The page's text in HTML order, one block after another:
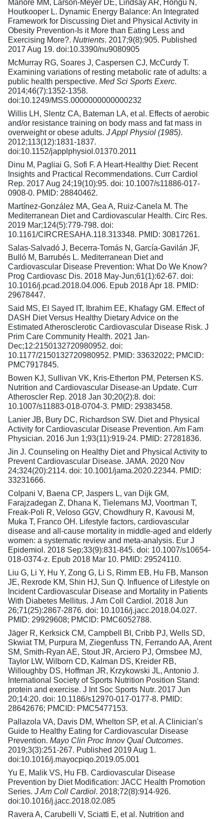
Manore MM, Larson-Meyer DE, Lindsay AR, Hongu N,
Houtkooper L. Dynamic Energy Balance: An Integrated
Framework for Discussing Diet and Physical Activity in
Obesity Prevention-Is it More than Eating Less and
Exercising More?. Nutrients. 2017;9(8):905. Published
2017 Aug 19. doi:10.3390/nu9080905
McMurray RG, Soares J, Caspersen CJ, McCurdy T.
Examining variations of resting metabolic rate of adults: a
public health perspective. Med Sci Sports Exerc.
2014;46(7):1352-1358.
doi:10.1249/MSS.0000000000000232
Willis LH, Slentz CA, Bateman LA, et al. Effects of aerobic
and/or resistance training on body mass and fat mass in
overweight or obese adults. J Appl Physiol (1985).
2012;113(12):1831-1837.
doi:10.1152/japplphysiol.01370.2011
Dinu M, Pagliai G, Sofi F. A Heart-Healthy Diet: Recent
Insights and Practical Recommendations. Curr Cardiol
Rep. 2017 Aug 24;19(10):95. doi: 10.1007/s11886-017-
0908-0. PMID: 28840462.
Martínez-González MA, Gea A, Ruiz-Canela M. The
Mediterranean Diet and Cardiovascular Health. Circ Res.
2019 Mar;124(5):779-798. doi:
10.1161/CIRCRESAHA.118.313348. PMID: 30817261.
Salas-Salvadó J, Becerra-Tomás N, García-Gavilán JF,
Bulló M, Barrubés L. Mediterranean Diet and
Cardiovascular Disease Prevention: What Do We Know?
Prog Cardiovasc Dis. 2018 May-Jun;61(1):62-67. doi:
10.1016/j.pcad.2018.04.006. Epub 2018 Apr 18. PMID:
29678447.
Said MS, El Sayed IT, Ibrahim EE, Khafagy GM. Effect of
DASH Diet Versus Healthy Dietary Advice on the
Estimated Atherosclerotic Cardiovascular Disease Risk. J
Prim Care Community Health. 2021 Jan-
Dec;12:2150132720980952. doi:
10.1177/2150132720980952. PMID: 33632022; PMCID:
PMC7917845.
Bowen KJ, Sullivan VK, Kris-Etherton PM, Petersen KS.
Nutrition and Cardiovascular Disease-an Update. Curr
Atheroscler Rep. 2018 Jan 30;20(2):8. doi:
10.1007/s11883-018-0704-3. PMID: 29383458.
Lanier JB, Bury DC, Richardson SW. Diet and Physical
Activity for Cardiovascular Disease Prevention. Am Fam
Physician. 2016 Jun 1;93(11):919-24. PMID: 27281836.
Jin J. Counseling on Healthy Diet and Physical Activity to
Prevent Cardiovascular Disease. JAMA. 2020 Nov
24;324(20):2114. doi: 10.1001/jama.2020.22344. PMID:
33231666.
Colpani V, Baena CP, Jaspers L, van Dijk GM,
Farajzadegan Z, Dhana K, Tielemans MJ, Voortman T,
Freak-Poli R, Veloso GGV, Chowdhury R, Kavousi M,
Muka T, Franco OH. Lifestyle factors, cardiovascular
disease and all-cause mortality in middle-aged and elderly
women: a systematic review and meta-analysis. Eur J
Epidemiol. 2018 Sep;33(9):831-845. doi: 10.1007/s10654-
018-0374-z. Epub 2018 Mar 10. PMID: 29524110.
Liu G, Li Y, Hu Y, Zong G, Li S, Rimm EB, Hu FB, Manson
JE, Rexrode KM, Shin HJ, Sun Q. Influence of Lifestyle on
Incident Cardiovascular Disease and Mortality in Patients
With Diabetes Mellitus. J Am Coll Cardiol. 2018 Jun
26;71(25):2867-2876. doi: 10.1016/j.jacc.2018.04.027.
PMID: 29929608; PMCID: PMC6052788.
Jäger R, Kerksick CM, Campbell BI, Cribb PJ, Wells SD,
Skwiat TM, Purpura M, Ziegenfuss TN, Ferrando AA, Arent
SM, Smith-Ryan AE, Stout JR, Arciero PJ, Ormsbee MJ,
Taylor LW, Wilborn CD, Kalman DS, Kreider RB,
Willoughby DS, Hoffman JR, Krzykowski JL, Antonio J.
International Society of Sports Nutrition Position Stand:
protein and exercise. J Int Soc Sports Nutr. 2017 Jun
20;14:20. doi: 10.1186/s12970-017-0177-8. PMID:
28642676; PMCID: PMC5477153.
Pallazola VA, Davis DM, Whelton SP, et al. A Clinician’s
Guide to Healthy Eating for Cardiovascular Disease
Prevention. Mayo Clin Proc Innov Qual Outcomes.
2019;3(3):251-267. Published 2019 Aug 1.
doi:10.1016/j.mayocpiqo.2019.05.001
Yu E, Malik VS, Hu FB. Cardiovascular Disease
Prevention by Diet Modification: JACC Health Promotion
Series. J Am Coll Cardiol. 2018;72(8):914-926.
doi:10.1016/j.jacc.2018.02.085
Ravera A, Carubelli V, Sciatti E, et al. Nutrition and